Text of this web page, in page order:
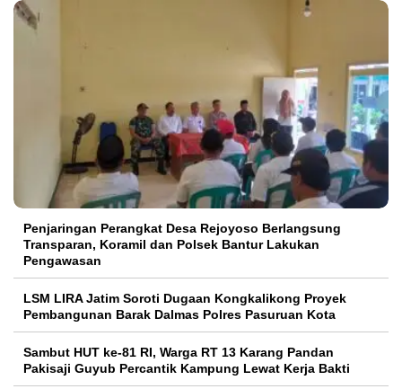
Penjaringan Perangkat Desa Rejoyoso Berlangsung
Transparan, Koramil dan Polsek Bantur Lakukan
Pengawasan
LSM LIRA Jatim Soroti Dugaan Kongkalikong Proyek
Pembangunan Barak Dalmas Polres Pasuruan Kota
Sambut HUT ke-81 RI, Warga RT 13 Karang Pandan
Pakisaji Guyub Percantik Kampung Lewat Kerja Bakti